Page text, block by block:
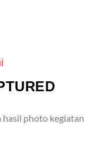
photo kegiatan